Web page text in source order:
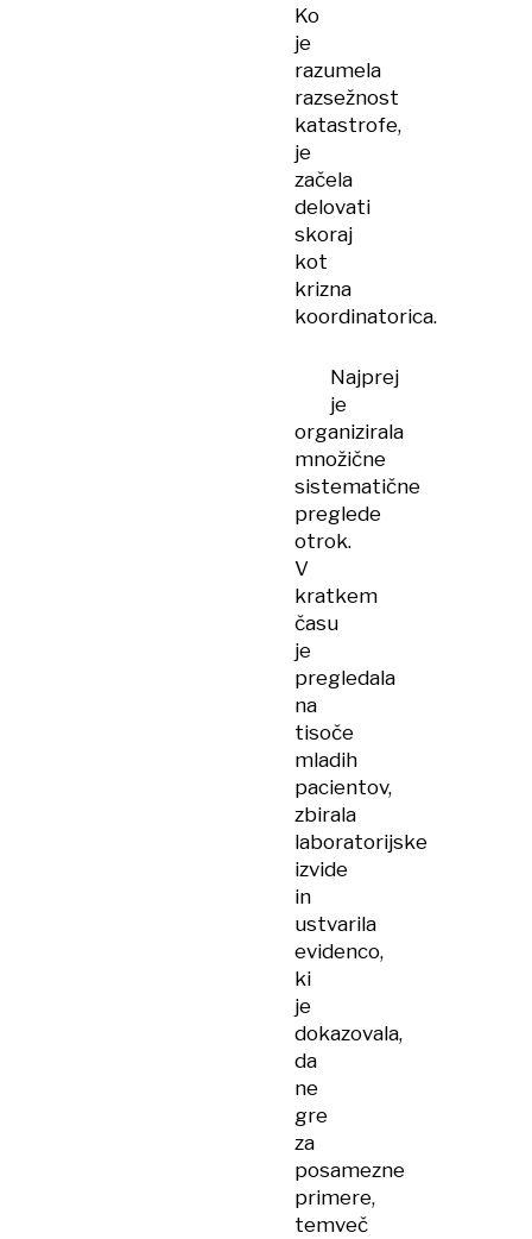
Ko
je
razumela
razsežnost
katastrofe,
je
začela
delovati
skoraj
kot
krizna
koordinatorica.
Najprej
je
organizirala
množične
sistematične
preglede
otrok.
V
kratkem
času
je
pregledala
na
tisoče
mladih
pacientov,
zbirala
laboratorijske
izvide
in
ustvarila
evidenco,
ki
je
dokazovala,
da
ne
gre
za
posamezne
primere,
temveč